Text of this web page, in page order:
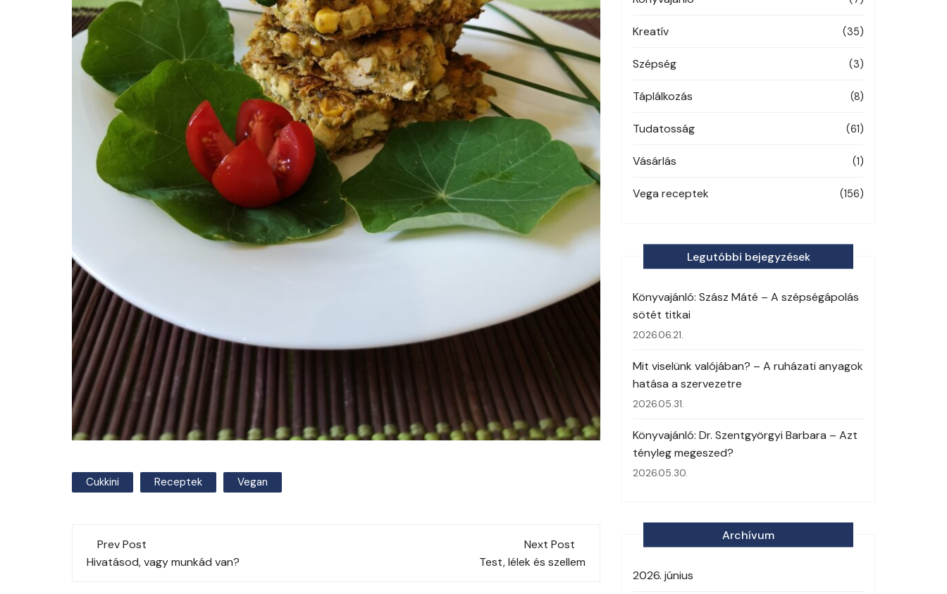
Cukkini Receptek Vegan
Post
navigation
Prev Post
Hivatásod, vagy munkád van?
Next Post
Test, lélek és szellem
Kreatív (35)
Szépség (3)
Táplálkozás (8)
Tudatosság (61)
Vásárlás (1)
Vega receptek (156)
Legutóbbi bejegyzések
Könyvajánló: Szász Máté – A szépségápolás
sötét titkai
2026.06.21.
Mit viselünk valójában? – A ruházati anyagok
hatása a szervezetre
2026.05.31.
Könyvajánló: Dr. Szentgyörgyi Barbara – Azt
tényleg megeszed?
2026.05.30.
Archívum
2026. június